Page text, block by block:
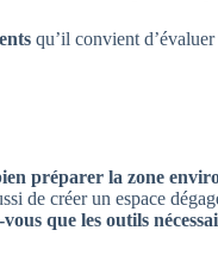
qu’il convient
préparer la zone
de créer un espace
que les outils